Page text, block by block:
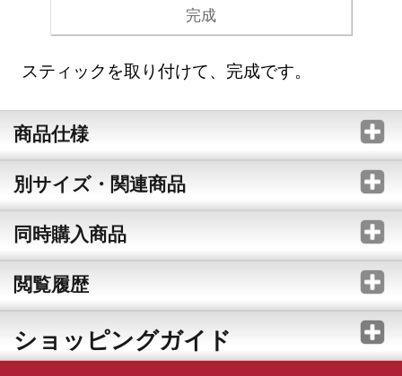
完成
スティックを取り付けて、完成です。
商品仕様
別サイズ・関連商品
同時購入商品
閲覧履歴
ショッピングガイド